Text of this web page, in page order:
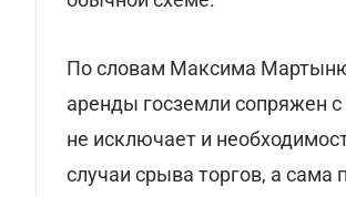
По словам Максима
аренды госземли сопряжен
не исключает и
случаи срыва торгов, а сама